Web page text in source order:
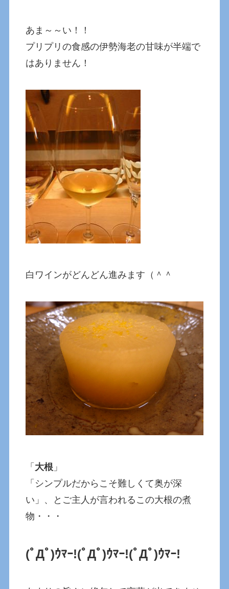
あま～～い！！
プリプリの食感の伊勢海老の甘味が半端で
はありません！
白ワインがどんどん進みます（＾＾
「 大根 」
「シンプルだからこそ難しくて奥が深
い」、とご主人が言われるこの大根の煮
物・・・
(ﾟДﾟ)ｳﾏｰ!(ﾟДﾟ)ｳﾏｰ!(ﾟДﾟ)ｳﾏｰ!